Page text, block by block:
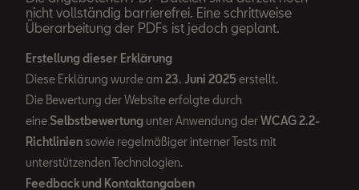
nicht vollständig barrierefrei. Eine schrittweise
Überarbeitung der PDFs ist jedoch geplant.
Erstellung dieser Erklärung
Diese Erklärung wurde am 23. Juni 2025erstellt.
Die Bewertung der Website erfolgte durch
eine Selbstbewertung unter Anwendung derWCAG 2.2-
Richtliniensowie regelmäßiger interner Tests mit
unterstützenden Technologien.
Feedback und Kontaktangaben